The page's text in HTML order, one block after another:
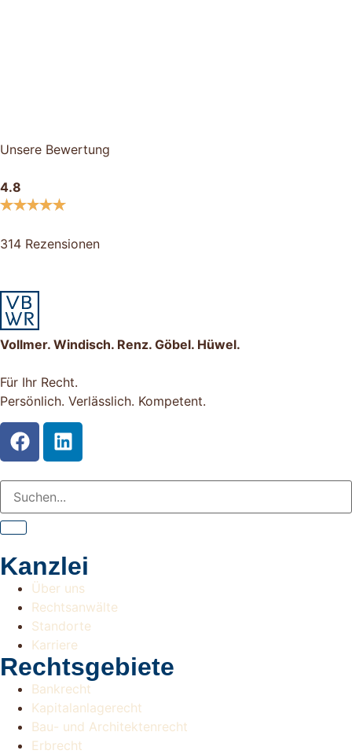
Unsere Bewertung
4.8
314 Rezensionen
Vollmer. Windisch. Renz. Göbel. Hüwel.
Für Ihr Recht.
Persönlich. Verlässlich. Kompetent.
Kanzlei
Über uns
Rechtsanwälte
Standorte
Karriere
Rechtsgebiete
Bankrecht
Kapitalanlagerecht
Bau- und Architektenrecht
Erbrecht